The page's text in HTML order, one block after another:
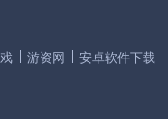
游资网
安卓软件下载